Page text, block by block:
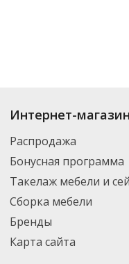
Купить
можете выбрать нужный
партнерской
Интернет-магазин
Распродажа
Бонусная программа
Такелаж мебели и
Сборка мебели
Бренды
Карта сайта